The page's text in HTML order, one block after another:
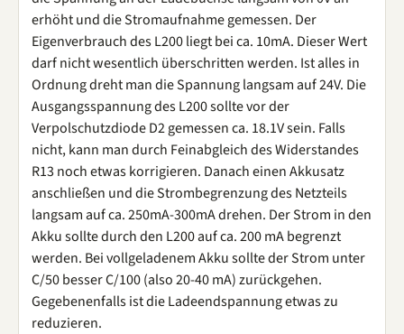
erhöht und die Stromaufnahme gemessen. Der
Eigenverbrauch des L200 liegt bei ca. 10mA. Dieser Wert
darf nicht wesentlich überschritten werden. Ist alles in
Ordnung dreht man die Spannung langsam auf 24V. Die
Ausgangsspannung des L200 sollte vor der
Verpolschutzdiode D2 gemessen ca. 18.1V sein. Falls
nicht, kann man durch Feinabgleich des Widerstandes
R13 noch etwas korrigieren. Danach einen Akkusatz
anschließen und die Strombegrenzung des Netzteils
langsam auf ca. 250mA-300mA drehen. Der Strom in den
Akku sollte durch den L200 auf ca. 200 mA begrenzt
werden. Bei vollgeladenem Akku sollte der Strom unter
C/50 besser C/100 (also 20-40 mA) zurückgehen.
Gegebenenfalls ist die Ladeendspannung etwas zu
reduzieren.